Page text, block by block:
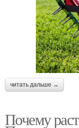
читать дальше →
Почему